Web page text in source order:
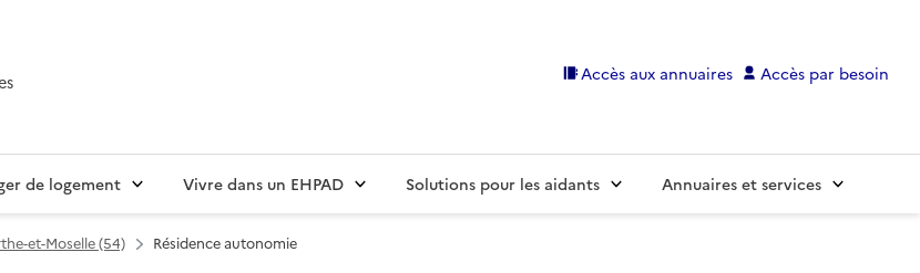
Accès aux annuaires Accès par besoin
de logement Vivre dans un EHPAD Solutions pour les aidants Annuaires et services
et-Moselle (54) Résidence autonomie